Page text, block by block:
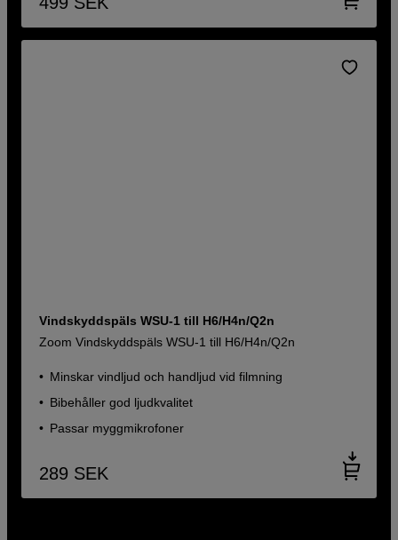
Vindskyddspäls WSU-1 till H6/H4n/Q2n
Zoom Vindskyddspäls WSU-1 till H6/H4n/Q2n
Minskar vindljud och handljud vid filmning
Bibehåller god ljudkvalitet
Passar myggmikrofoner
289 SEK